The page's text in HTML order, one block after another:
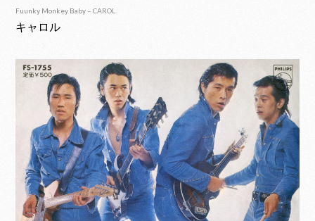
Fuunky Monkey Baby – CAROL
キャロル